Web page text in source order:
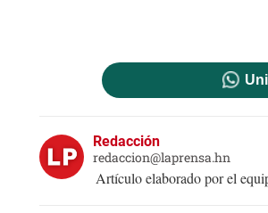
Redacción
redaccion@laprensa.hn
Artículo elaborado por el